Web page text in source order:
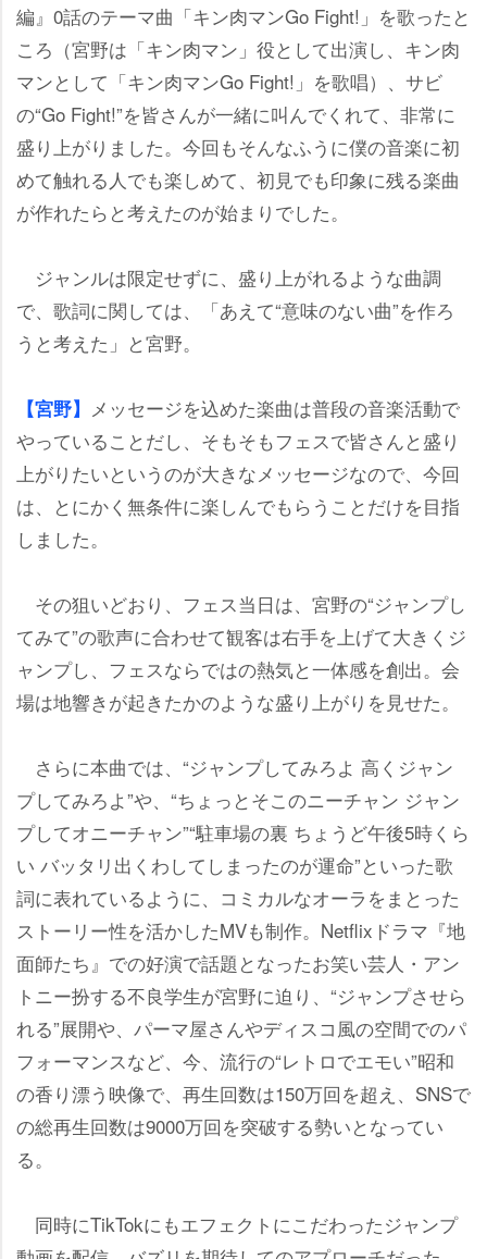
編』0話のテーマ曲「キン肉マンGo Fight!」を歌ったと
ころ（宮野は「キン肉マン」役として出演し、キン肉
マンとして「キン肉マンGo Fight!」を歌唱）、サビ
の“Go Fight!”を皆さんが一緒に叫んでくれて、非常に
盛り上がりました。今回もそんなふうに僕の音楽に初
めて触れる人でも楽しめて、初見でも印象に残る楽曲
が作れたらと考えたのが始まりでした。
ジャンルは限定せずに、盛り上がれるような曲調
で、歌詞に関しては、「あえて“意味のない曲”を作ろ
うと考えた」と宮野。
【宮野】 メッセージを込めた楽曲は普段の音楽活動で
っていることだし、そもそもフェスで皆さんと盛り
上がりたいというのが大きなメッセージなので、今回
は、とにかく無条件に楽しんでもらうことだけを目指
しました。
その狙いどおり、フェス当日は、宮野の“ジャンプし
てみて”の歌声に合わせて観客は右手を上げて大きくジ
ャンプし、フェスならではの熱気と一体感を創出。会
場は地響きが起きたかのような盛り上がりを見せた。
さらに本曲では、“ジャンプしてみろよ 高くジャン
プしてみろよ”や、“ちょっとそこのニーチャン ジャン
プしてオニーチャン”“駐車場の裏 ちょうど午後5時くら
い バッタリ出くわしてしまったのが運命”といった歌
詞に表れているように、コミカルなオーラをまとった
ストーリー性を活かしたMVも制作。Netflixドラマ『地
面師たち』での好演で話題となったお笑い芸人・アン
トニー扮する不良学生が宮野に迫り、“ジャンプさせら
れる”展開や、パーマ屋さんやディスコ風の空間でのパ
フォーマンスなど、今、流行の“レトロでエモい”昭和
の香り漂う映像で、再生回数は150万回を超え、SNSで
の総再生回数は9000万回を突破する勢いとなってい
る。
同時にTikTokにもエフェクトにこだわったジャンプ